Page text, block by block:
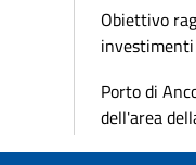
Obiettivo
Porto di
dell'area